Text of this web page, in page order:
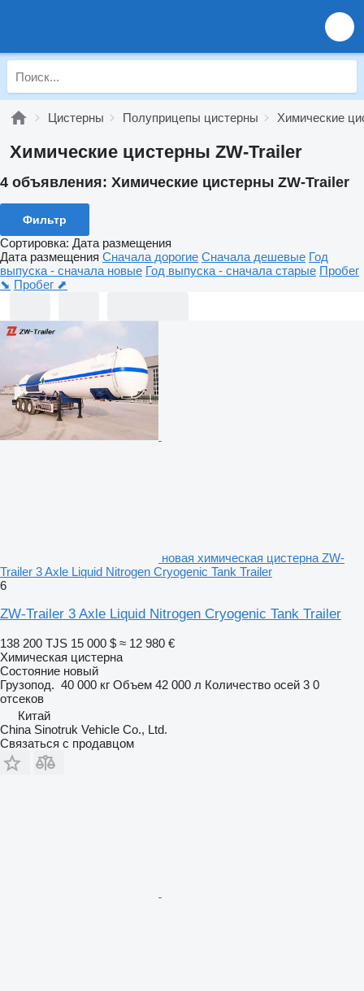
Цистерны Полуприцепы цистерны Химические
Химические цистерны ZW-Trailer
4 объявления: Химические цистерны ZW-Trailer
Фильтр
Сортировка: Дата размещения
Дата размещения Сначала дорогие Сначала дешевые Год
выпуска - сначала новые Год выпуска - сначала старые Пробег
⬊ Пробег ⬈
новая химическая цистерна ZW-
Trailer 3 Axle Liquid Nitrogen Cryogenic Tank Trailer
6
ZW-Trailer 3 Axle Liquid Nitrogen Cryogenic Tank Trailer
138 200 TJS 15 000 $ ≈ 12 980 €
Химическая цистерна
Состояние новый
Грузопод. 40 000 кг Объем 42 000 л Количество осей 3 0
отсеков
Китай
China Sinotruk Vehicle Co., Ltd.
Связаться с продавцом